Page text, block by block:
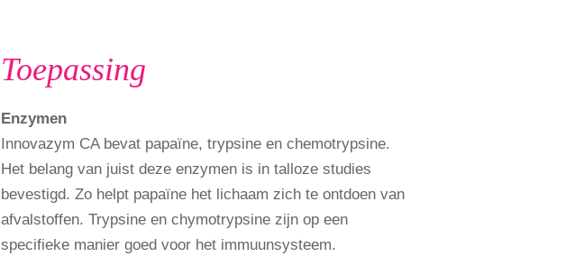
Toepassing
Enzymen
Innovazym CA bevat papaïne, trypsine en chemotrypsine.
Het belang van juist deze enzymen is in talloze studies
bevestigd. Zo helpt papaïne het lichaam zich te ontdoen van
afvalstoffen. Trypsine en chymotrypsine zijn op een
specifieke manier goed voor het immuunsysteem.